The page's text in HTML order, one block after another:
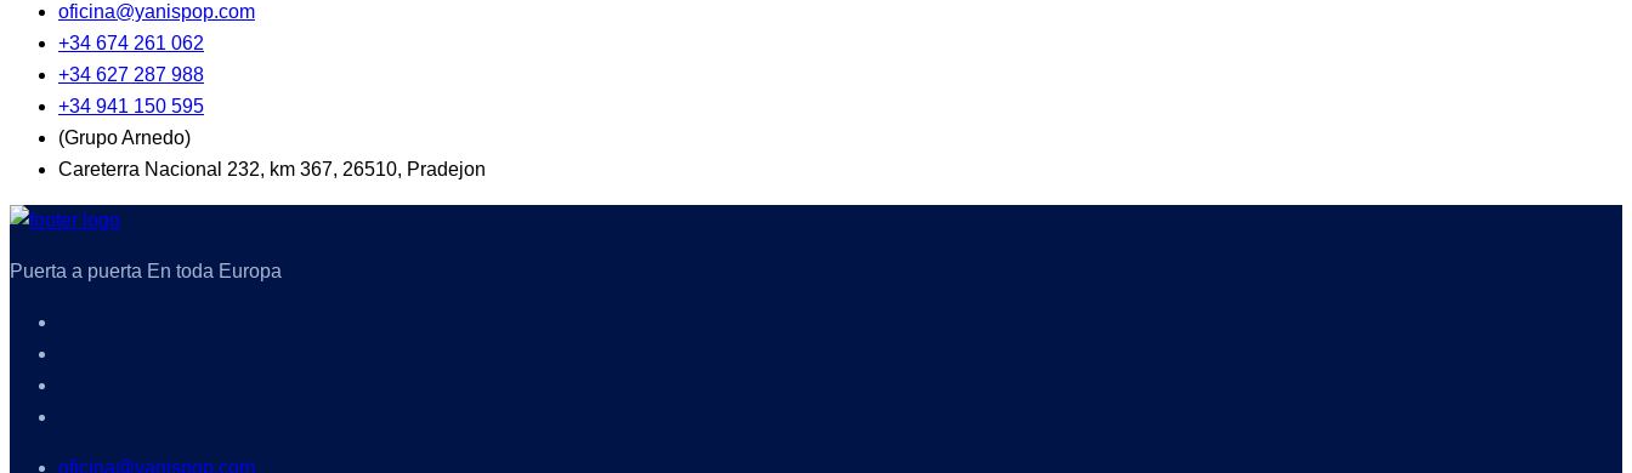
oficina@yanispop.com
+34 674 261 062
+34 627 287 988
+34 941 150 595
(Grupo Arnedo)
Careterra Nacional 232, km 367, 26510, Pradejon
Puerta a puerta En toda Europa
oficina@yanispop.com